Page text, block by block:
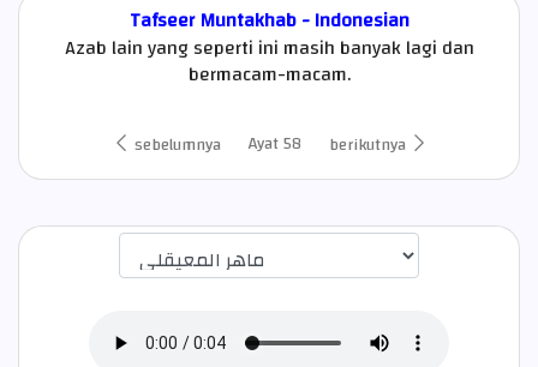
Tafseer Muntakhab - Indonesian
Azab lain yang seperti ini masih banyak lagi dan
bermacam-macam.
sebelumnya Ayat 58 berikutnya
اختيار قارئ الآية